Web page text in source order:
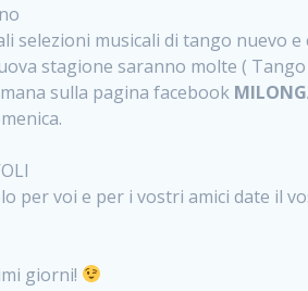
selezioni musicali di tango nuevo
stagione saranno molte (
sulla pagina facebook
per voi e per i vostri amici date il
giorni!